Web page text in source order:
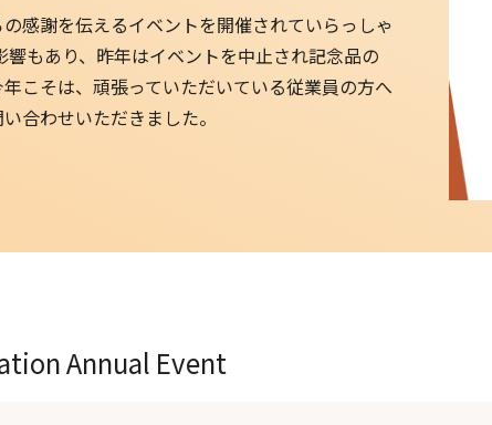
感謝を伝えるイベントを開催されていらっしゃ
もあり、昨年はイベントを中止され記念品の
こそは、頑張っていただいている従業員の方へ
合わせいただきました。
Annual Event